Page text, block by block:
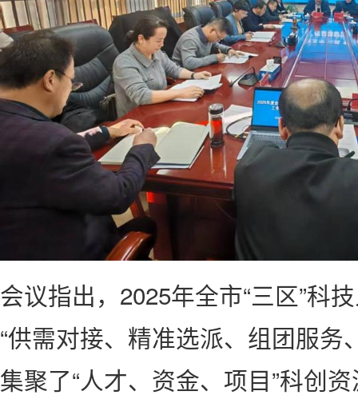
会议指出，2025年全市“三区”科
“供需对接、精准选派、组团服务
集聚了“人才、资金、项目”科创